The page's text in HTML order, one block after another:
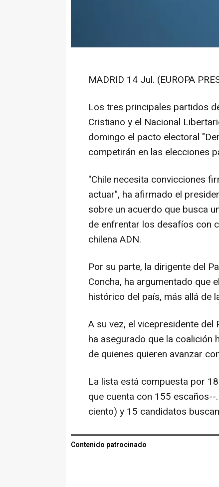
MADRID 14 Jul. (EUROPA
Los tres principales partidos
Cristiano y el Nacional
domingo el pacto electoral
competirán en las elecciones
"Chile necesita convicciones
actuar", ha afirmado el
sobre un acuerdo que busca
de enfrentar los desafíos con
chilena ADN.
Por su parte, la dirigente del
Concha, ha argumentado que
histórico del país, más allá de
A su vez, el vicepresidente
ha asegurado que la coalición
de quienes quieren avanzar
La lista está compuesta por
que cuenta con 155
ciento) y 15 candidatos
Contenido patrocinado